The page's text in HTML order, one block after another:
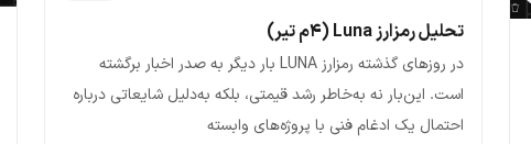
تحلیل رمزارز Luna (۴م تیر)
در روزهای گذشته رمزارز LUNA بار دیگر به صدر اخبار برگشته
است. این‌بار نه به‌خاطر رشد قیمتی، بلکه به‌دلیل شایعاتی درباره
احتمال یک ادغام فنی با پروژه‌های وابسته